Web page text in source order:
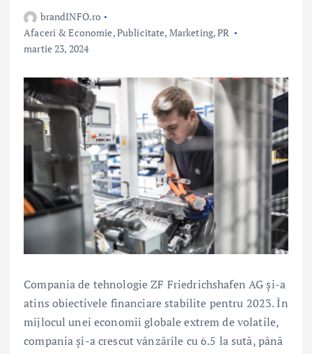
brandINFO.ro
Afaceri & Economie,Publicitate, Marketing, PR
martie 23, 2024
Compania de tehnologie ZF Friedrichshafen AG și-a
atins obiectivele financiare stabilite pentru 2023. În
mijlocul unei economii globale extrem de volatile,
compania și-a crescut vânzările cu 6.5 la sută, până